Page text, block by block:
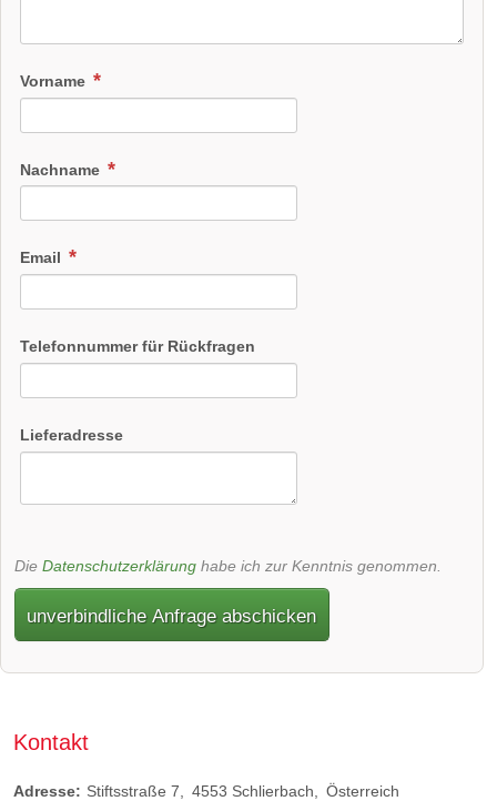
Vorname
Nachname
Email
Telefonnummer für Rückfragen
Lieferadresse
Die Datenschutzerklärung habe ich zur Kenntnis genommen.
unverbindliche Anfrage abschicken
Kontakt
Adresse: Stiftsstraße 7 4553 Schlierbach
Österreich